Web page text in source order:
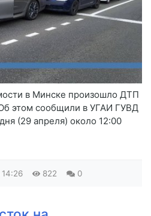
в Минске произошло ДТП
этом сообщили в УГАИ ГУВД
(29 апреля) около 12:00
14:26 822 0